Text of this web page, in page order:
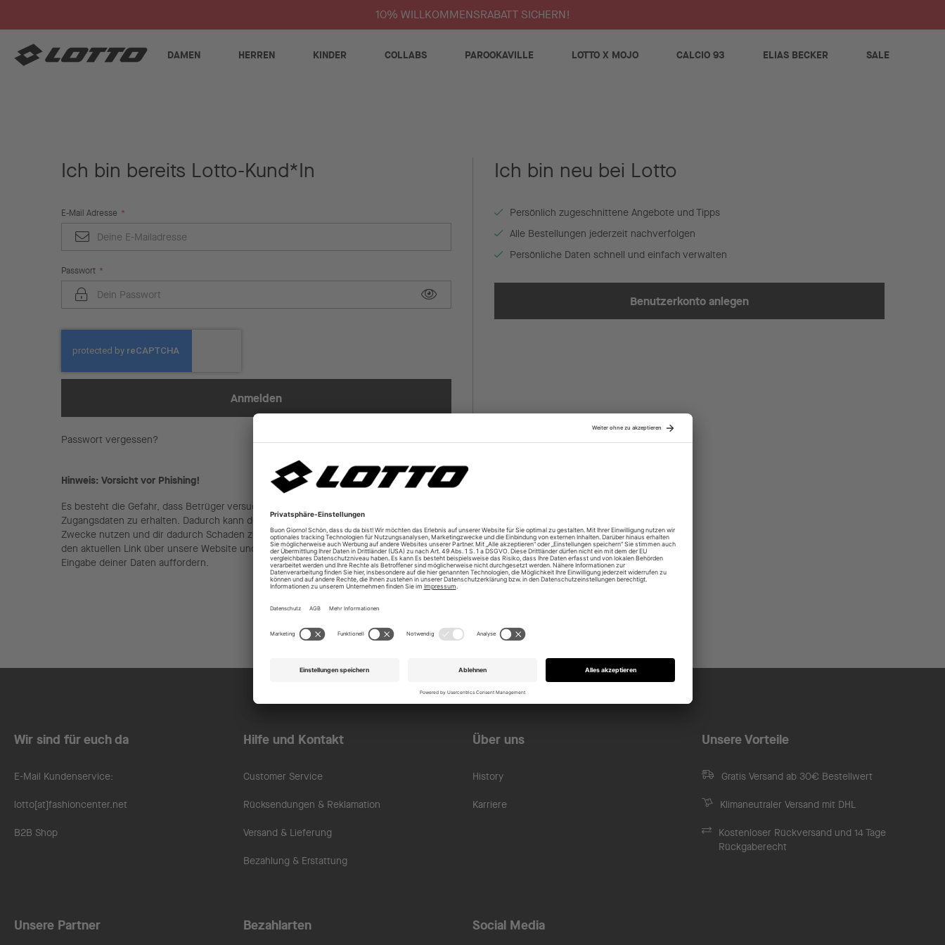
10% WILLKOMMENSRABATT SICHERN!
DAMEN HERREN KINDER COLLABS PAROOKAVILLE LOTTO X MOJO CALCIO 93 ELIAS BECKER SALE
Ich bin bereits Lotto-Kund*In
E-Mail Adresse
Passwort
Anmelden
Passwort vergessen?
Hinweis: Vorsicht vor Phishing!
Es besteht die Gefahr, dass Betrüger versuchen, über gefälschte Links deine
Zugangsdaten zu erhalten. Dadurch kann der Empfänger deinen Account für seine
Zwecke nutzen und dir dadurch Schaden zufügen. Nutze daher für deinen Log-In nur
den aktuellen Link über unsere Website und sei kritisch bei E-Mails, die dich zur
Eingabe deiner Daten auffordern.
Ich bin neu bei Lotto
Persönlich zugeschnittene Angebote und Tipps
Alle Bestellungen jederzeit nachverfolgen
Persönliche Daten schnell und einfach verwalten
Benutzerkonto anlegen
Wir sind für euch da
E-Mail Kundenservice:
lotto[at]fashioncenter.net
B2B Shop
Hilfe und Kontakt
Customer Service
Rücksendungen & Reklamation
Versand & Lieferung
Bezahlung & Erstattung
Über uns
History
Karriere
Unsere Vorteile
Gratis Versand ab 30€ Bestellwert
Klimaneutraler Versand mit DHL
Kostenloser Rückversand und 14 Tage
Rückgaberecht
Unsere Partner Bezahlarten Social Media